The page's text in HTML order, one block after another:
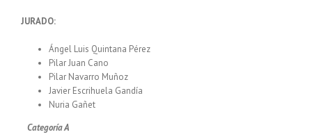
JURADO:
Ángel Luis Quintana Pérez
Pilar Juan Cano
Pilar Navarro Muñoz
Javier Escrihuela Gandía
Nuria Gañet
Categoría A